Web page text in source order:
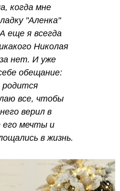
когда мне
"Аленка"
еще я всегда
Николая
нет. И уже
обещание:
родится
все, чтобы
верил в
его мечты и
в жизнь.